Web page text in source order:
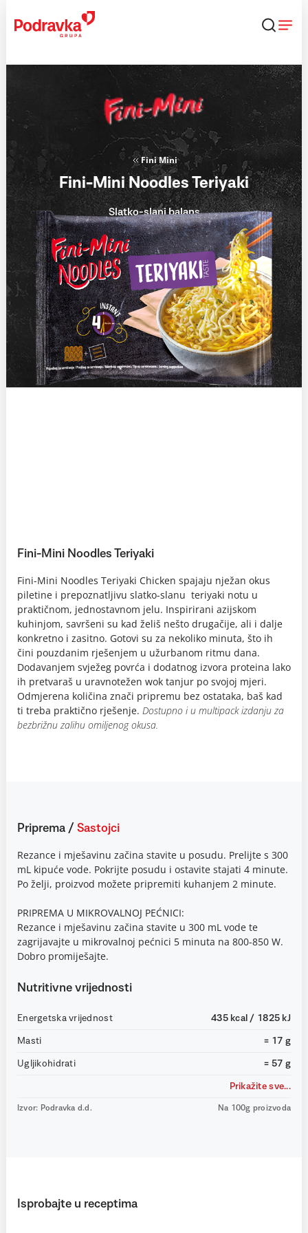
content
Fini Mini
Fini-Mini Noodles Teriyaki
Slatko-slani balans
Fini-Mini Noodles Teriyaki
Fini-Mini Noodles Teriyaki Chicken spajaju nježan okus
piletine i prepoznatljivu slatko-slanu teriyaki notu u
praktičnom, jednostavnom jelu. Inspirirani azijskom
kuhinjom, savršeni su kad želiš nešto drugačije, ali i dalje
konkretno i zasitno. Gotovi su za nekoliko minuta, što ih
čini pouzdanim rješenjem u užurbanom ritmu dana.
Dodavanjem svježeg povrća i dodatnog izvora proteina lako
ih pretvaraš u uravnotežen wok tanjur po svojoj mjeri.
Odmjerena količina znači pripremu bez ostataka, baš kad
ti treba praktično rješenje. Dostupno i u multipack izdanju za
bezbrižnu zalihu omiljenog okusa.
Priprema / Sastojci
Rezance i mješavinu začina stavite u posudu. Prelijte s 300
mL kipuće vode. Pokrijte posudu i ostavite stajati 4 minute.
Po želji, proizvod možete pripremiti kuhanjem 2 minute.
PRIPREMA U MIKROVALNOJ PEĆNICI:
Rezance i mješavinu začina stavite u 300 mL vode te
zagrijavajte u mikrovalnoj pećnici 5 minuta na 800-850 W.
Dobro promiješajte.
Nutritivne vrijednosti
Energetska vrijednost 435 kcal / 1825 kJ
Masti = 17 g
Ugljikohidrati = 57 g
Prikažite sve...
Izvor: Podravka d.d. Na 100g proizvoda
Isprobajte u receptima